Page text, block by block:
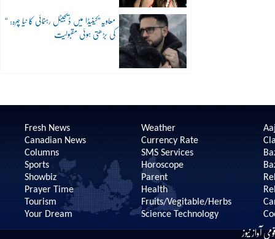
“معاویہ”کینیڈا میں ڈیجیٹل رہنمائی کا نیا چہرہ:
کی بڑھتی ہوئی مقبولیت
Fresh News
Canadian News
Columns
Sports
Showbiz
Prayer Time
Tourism
Your Dream
Weather
Currency Rate
SMS Services
Horoscope
Parent
Health
Fruits/Vegitable/Herbs
Science Technology